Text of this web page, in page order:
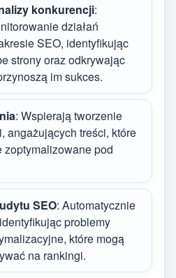
konkurencji:
działań
SEO, identyfikując
strony oraz odkrywając
im sukces.
: Wspierają tworzenie
angażujących treści, które
zoptymalizowane pod
SEO: Automatycznie
problemy
które mogą
na rankingi.